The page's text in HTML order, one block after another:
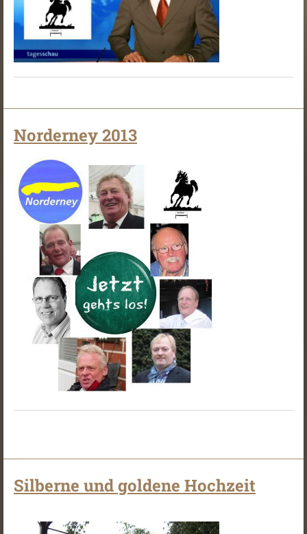
Norderney 2013
Silberne und goldene Hochzeit